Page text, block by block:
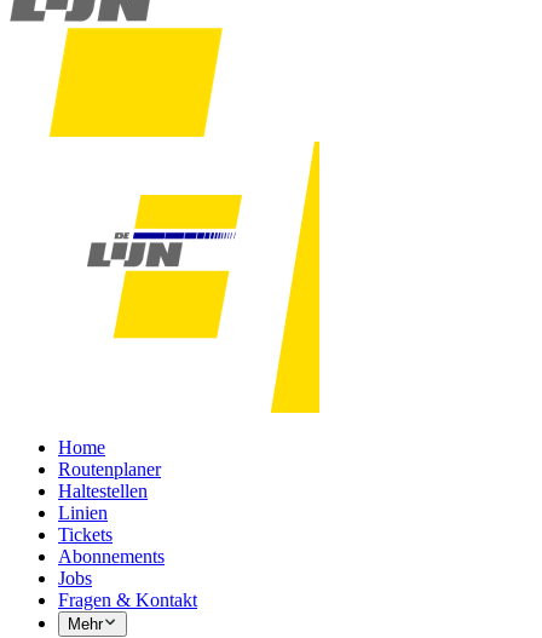
Home
Routenplaner
Haltestellen
Linien
Tickets
Abonnements
Jobs
Fragen & Kontakt
Mehr